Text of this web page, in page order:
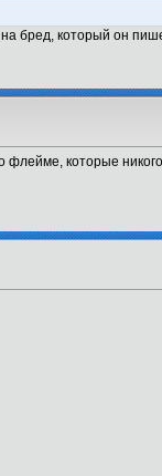
бред, который он
которые